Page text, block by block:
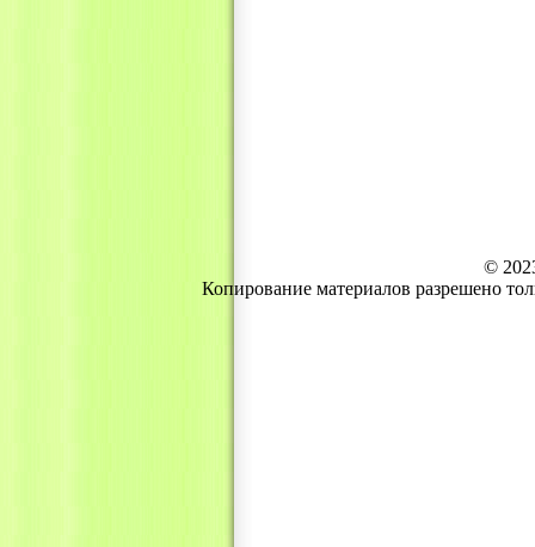
©
Копирование материалов разрешено